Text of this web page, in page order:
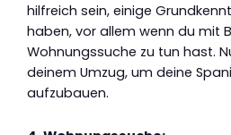
hilfreich sein, einige
haben, vor allem wenn du mit
Wohnungssuche zu tun hast.
deinem Umzug, um deine
aufzubauen.